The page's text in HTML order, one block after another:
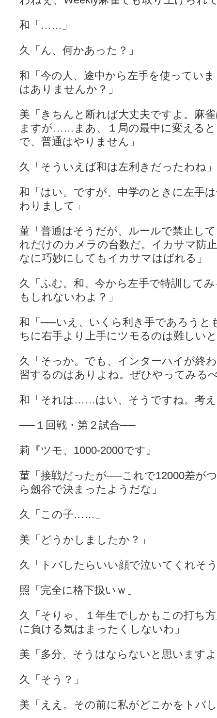
和「……」
久「ん、何かあった？」
和「今の人、途中から左手を使ってい
はありませんか？」
美「きちんと断れば大丈夫ですよ。麻
ますが……まあ、１局の最中に変える
で、普通はやりません」
久「そういえば和は左利きだったわね」
和「はい。ですが、中学のときに左手
わりまして」
菫「普通はそうだが、ルールで禁止し
れだけのカメラの台数だ。イカサマ防
なに巧妙にしてもイカサマはばれる」
久「ふむ。和、今から左手で特訓して
もしれないわよ？」
和「──いえ、いくら利き手であろうと
ちに右手より上手にツモるのは難しい
久「そっか。でも、インターハイが終
習するのはありよね。ぜひやってみる
和「それは……はい、そうですね。考
──１回戦・第２試合──
莉『ツモ、1000-2000です』
菫「接戦だったが──これで12000差が
ら劔谷で決まったようだな」
久「この子……」
美「どうかしましたか？」
久「トバしたらいい顔で泣いてくれそ
照「完全に格下扱いｗ」
久「そりゃ、１年生でしかもこの打ち
に負ける気はまったくしないわ」
美「多分、そうはならないと思います
久「そう？」
美「ええ。その前に私がどこかをトバ